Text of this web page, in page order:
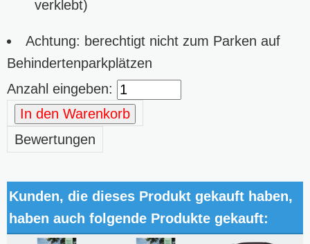
verklebt)
Achtung: berechtigt nicht zum Parken auf
Behindertenparkplätzen
Anzahl eingeben:
In den Warenkorb
Bewertungen
Kunden, die dieses Produkt gekauft haben,
haben auch folgende Produkte gekauft: